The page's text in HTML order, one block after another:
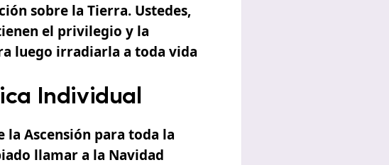
sobre la Tierra. Ustedes,
el privilegio y la
luego irradiarla a toda vida
Individual
la Ascensión para toda la
llamar a la Navidad